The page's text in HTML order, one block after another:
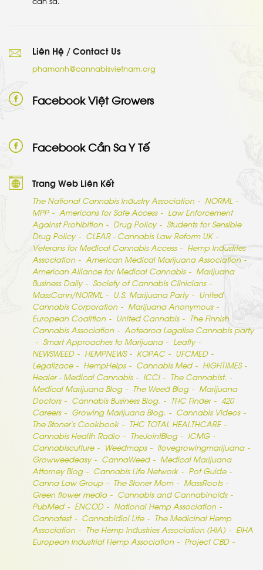
Liên Hệ / Contact Us
phamanh@cannabisvietnam.org
Facebook Việt Growers
Facebook Cần Sa Y Tế
Trang Web Liên Kết
The National Cannabis Industry Association
NORML
MPP
Americans for Safe Access
Law Enforcement
Against Prohibition
Drug Policy
Students for Sensible
Drug Policy
CLEAR - Cannabis Law Reform UK
Veterans for Medical Cannabis Access
Hemp Industries
Association
American Medical Marijuana Association
American Alliance for Medical Cannabis
Marijuana
Business Daily
Society of Cannabis Clinicians
MassCann/NORML
U.S. Marijuana Party
United
Cannabis Corporation
Marijuana Anonymous
European Coalition
United Cannabis
The Finnish
Cannabis Association
Aotearoa Legalise Cannabis party
Smart Approaches to Marijuana
Leafly
NEWSWEED
HEMPNEWS KOPAC
UFCMED
Legalizace
HempHelps Cannabis Med
HIGHTIMES
Healer - Medical Cannabis
ICCI
The Cannabist.
Medical Marijuana Blog
The Weed Blog
Marijuana
Doctors
Cannabis Business Blog. THC Finder
420
Careers
Growing Marijuana Blog.
Cannabis Videos
The Stoner’s Cookbook
THC TOTAL HEALTHCARE
Cannabis Health Radio
TheJointBlog
ICMG
Cannabisculture
Weedmaps
Ilovegrowingmarijuana
Growweedeasy
CannaWeed
Medical Marijuana
Attorney Blog
Cannabis Life Network
Pot Guide
Canna Law Group
The Stoner Mom
MassRoots
Green flower media
Cannabis and Cannabinoids
PubMed
ENCOD
National Hemp Association
Cannafest
Cannabidiol Life
The Medicinal Hemp
Association
The Hemp Industries Association (HIA)
EIHA
European Industrial Hemp Association
Project CBD